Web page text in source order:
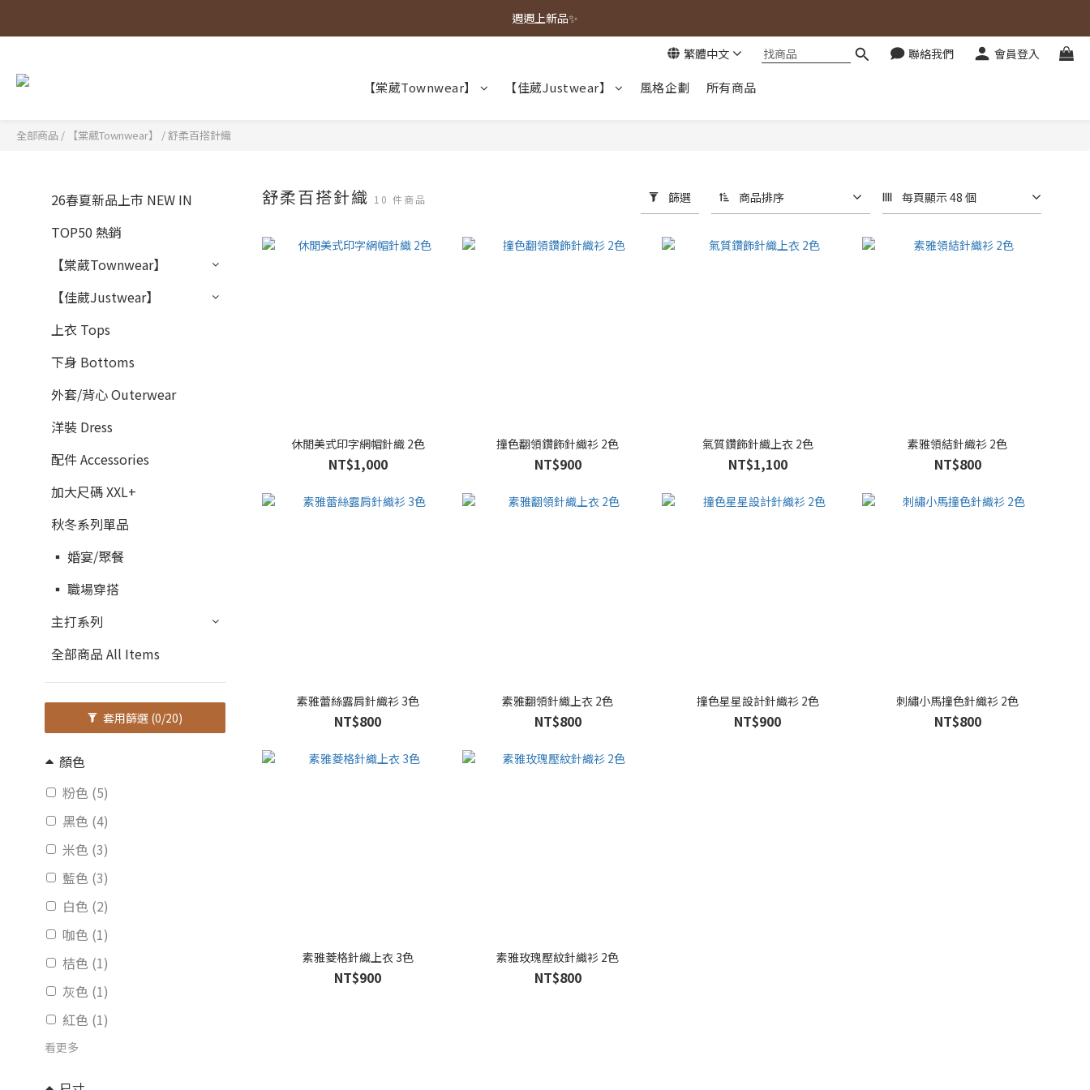
春夏新品上市🌿
週週上新品✨
繁體中文 聯絡我們 會員登入
【棠葳Townwear】 【佳葳Justwear】 風格企劃 所有商品
全部商品 / 【棠葳Townwear】 /舒柔百搭針織
26春夏新品上市 NEW IN
TOP50 熱銷
【棠葳Townwear】
【佳葳Justwear】
上衣 Tops
下身 Bottoms
外套/背心 Outerwear
洋裝 Dress
配件 Accessories
加大尺碼 XXL+
秋冬系列單品
▪ 婚宴/聚餐
▪ 職場穿搭
主打系列
全部商品 All Items
套用篩選 (0/20)
顏色
粉色 (5)
黑色 (4)
米色 (3)
藍色 (3)
白色 (2)
咖色 (1)
桔色 (1)
灰色 (1)
紅色 (1)
看更多
舒柔百搭針織 10 件商品 篩選 商品排序 每頁顯示 48 個
休閒美式印字網帽針織 2色
NT$1,000
撞色翻領鑽飾針織衫 2色
NT$900
氣質鑽飾針織上衣 2色
NT$1,100
素雅領結針織衫 2色
NT$800
素雅蕾絲露肩針織衫 3色
NT$800
素雅翻領針織上衣 2色
NT$800
撞色星星設計針織衫 2色
NT$900
刺繡小馬撞色針織衫 2色
NT$800
素雅菱格針織上衣 3色
NT$900
素雅玫瑰壓紋針織衫 2色
NT$800